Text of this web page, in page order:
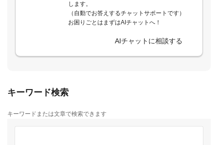
します。
（自動でお答えするチャットサポートです）
お困りごとはまずはAIチャットへ！
AIチャットに相談する
キーワード検索
キーワードまたは文章で検索できます